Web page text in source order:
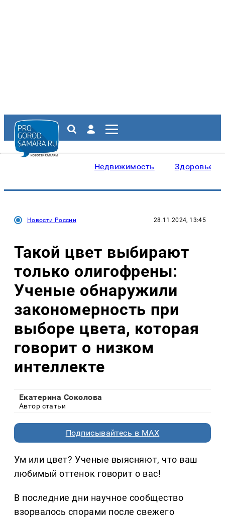
Недвижимость Здоровье
Новости России 28.11.2024, 13:45
Такой цвет выбирают
только олигофрены:
Ученые обнаружили
закономерность при
выборе цвета, которая
говорит о низком
интеллекте
Екатерина Соколова
Автор статьи
Подписывайтесь в MAX
Ум или цвет? Ученые выясняют, что ваш
любимый оттенок говорит о вас!
В последние дни научное сообщество
взорвалось спорами после свежего